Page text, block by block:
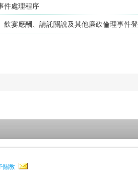
件處理程序
飲宴應酬、請託關說及其他廉政倫理事件
賜教